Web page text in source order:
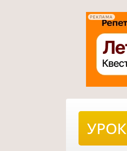
РЕКЛАМА
УРОК